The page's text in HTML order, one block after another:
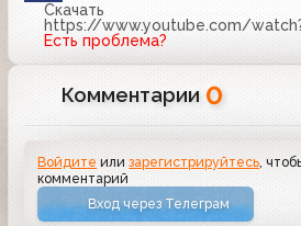
Скачать
https://www.youtube.com/
Есть проблема?
Комментарии 0
Войдите илизарегистрируйтесь,
комментарий
Вход через Телеграм